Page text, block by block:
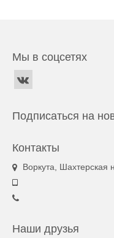
Мы в соцсетях
Подписаться на
Контакты
Воркута, Шахтерская
Наши друзья